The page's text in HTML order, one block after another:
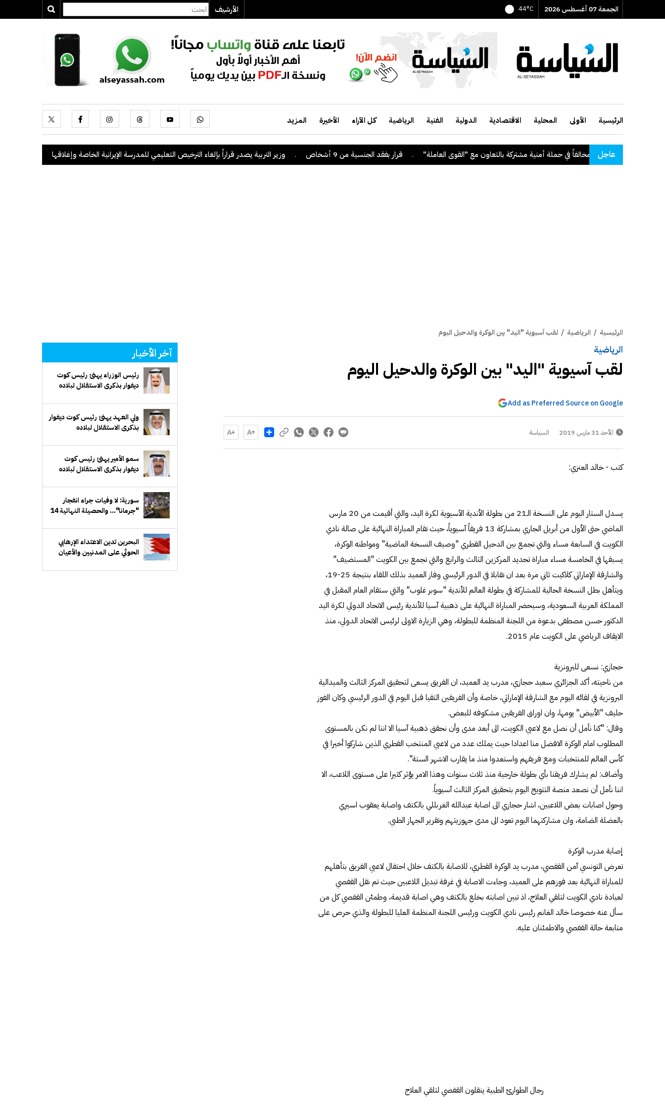
الجمعة 07 أغسطس 2026 44°C الأرشيف
الرئيسية الأولى المحلية الاقتصادية الدولية الفنية الرياضية كل الآراء الأخيرة المزيد
عاجل . قرار بفقد الجنسية من 9 أشخاص . وزير التربية يصدر قراراً بإلغاء الترخيص التعليمي للمدرسة الإيرانية الخاصة وإغلاقها . "الداخلية": ضبط 56 مخالفاً في حملة أمنية مشتركة بالتعاون مع "القوى العاملة"
الرئيسية / الرياضية / لقب آسيوية "اليد" بين الوكرة والدحيل اليوم
الرياضية
لقب آسيوية "اليد" بين الوكرة والدحيل اليوم
Add as Preferred Source on Google
الأحد 31 مارس 2019 السياسة Share
كتب - خالد العنزي:
يسدل الستار اليوم على النسخة الـ21 من بطولة الأندية الآسيوية لكرة اليد، والتي أقيمت من 20 مارس
الماضي حتى الأول من أبريل الجاري بمشاركة 13 فريقاً آسيوياً، حيث تقام المباراة النهائية على صالة نادي
الكويت في السابعة مساء والتي تجمع بين الدحيل القطري "وصيف النسخة الماضية" ومواطنه الوكرة،
يسبقها في الخامسة مساء مباراة تحديد المركزين الثالث والرابع والتي تجمع بين الكويت "المستضيف"
والشارقة الإماراتي كلاكيت ثاني مرة بعد ان تقابلا في الدور الرئيسي وفاز العميد بذلك اللقاء بنتيجة 25-19،
ويتأهل بطل النسخة الحالية للمشاركة في بطولة العالم للأندية "سوبر غلوب" والتي ستقام العام المقبل في
المملكة العربية السعودية، وسيحضر المباراة النهائية على ذهبية آسيا للأندية رئيس الاتحاد الدولي لكرة اليد
الدكتور حسن مصطفى بدعوة من اللجنة المنظمة للبطولة، وهي الزيارة الاولى لرئيس الاتحاد الدولي، منذ
الايقاف الرياضي على الكويت عام 2015.
حجازي: نسعى للبرونزية
من ناحيته، أكد الجزائري سعيد حجازي، مدرب يد العميد، ان الفريق يسعى لتحقيق المركز الثالث والميدالية
البرونزية في لقائه اليوم مع الشارقة الإماراتي، خاصة وأن الفريقين التقيا قبل اليوم في الدور الرئيسي وكان الفوز
حليف "الأبيض" يومها، وان اوراق الفريقين مشكوفه للبعض.
وقال: "كنا نأمل أن نصل مع لاعبي الكويت، الى أبعد مدى وأن نحقق ذهبية آسيا الا اننا لم نكن بالمستوى
المطلوب امام الوكرة الافضل منا اعدادا حيث يملك عدد من لاعبي المنتخب القطري الذين شاركوا أخيرا في
كأس العالم للمنتخبات ومع فريقهم واستعدوا منذ ما يقارب الاشهر الستة".
وأضاف: لم يشارك فريقنا بأي بطولة خارجية منذ ثلاث سنوات وهذا الامر يؤثر كثيرا على مستوى اللاعب، الا
اننا نأمل أن نصعد منصة التتويج اليوم بتحقيق المركز الثالث آسيوياً.
وحول اصابات بعض اللاعبين، اشار حجازي الى اصابة عبدالله الغربللي بالكتف واصابة يعقوب اسيري
بالعضلة الضامة، وان مشاركتهما اليوم تعود الى مدى جهوزيتهم وتقرير الجهاز الطبي.
إصابة مدرب الوكرة
تعرض التونسي آمن القفصي، مدرب يد الوكرة القطري، للاصابة بالكتف خلال احتفال لاعبي الفريق بتأهلهم
للمباراة النهائية بعد فوزهم على العميد، وجاءت الاصابة في غرفة تبديل اللاعبين حيث تم نقل القفصي
لعيادة نادي الكويت لتلقي العلاج، اذ تبين اصابته بخلع بالكتف وهي اصابة قديمة، وطمئن القفصي كل من
سأل عنه خصوصا خالد الغانم رئيس نادي الكويت ورئيس اللجنة المنظمة العليا للبطولة والذي حرص على
متابعة حالة القفصي والاطمئنان عليه.
رجال الطوارئ الطبية ينقلون القفصي لتلقي العلاج
آخر الأخبار
رئيس الوزراء يهنئ رئيس كوت
ديفوار بذكرى الاستقلال لبلاده
ولي العهد يهنئ رئيس كوت ديفوار
بذكرى الاستقلال لبلاده
سمو الأمير يهنئ رئيس كوت
ديفوار بذكرى الاستقلال لبلاده
سورية: لا وفيات جراء انفجار
"جرمانا"... والحصيلة النهائية 14
البحرين تدين الاعتداء الإرهابي
الحوثي على المدنيين والأعيان